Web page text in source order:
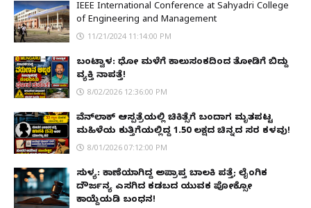
IEEE International Conference at Sahyadri College
of Engineering and Management
11/21/2024 11:14:00 PM
ಬಂಟ್ವಾಳ: ಧೋ ಮಳೆಗೆ ಕಾಲುಸಂಕದಿಂದ ತೋಡಿಗೆ ಬಿದ್ದು
ವ್ಯಕ್ತಿ ನಾಪತ್ತೆ!
8/02/2026 12:36:00 PM
ವೆನ್‌ಲಾಕ್ ಆಸ್ಪತ್ರೆಯಲ್ಲಿ ಚಿಕಿತ್ಸೆಗೆ ಬಂದಾಗ ಮೃತಪಟ್ಟ
ಮಹಿಳೆಯ ಕುತ್ತಿಗೆಯಲ್ಲಿದ್ದ ₹1.50 ಲಕ್ಷದ ಚಿನ್ನದ ಸರ ಕಳವು!
8/01/2026 07:12:00 PM
ಸುಳ್ಯ: ಕಾಣೆಯಾಗಿದ್ದ ಅಪ್ರಾಪ್ತ ಬಾಲಕಿ ಪತ್ತೆ; ಲೈಂಗಿಕ
ದೌರ್ಜನ್ಯ ಎಸಗಿದ ಕಡಬದ ಯುವಕ ಪೋಕ್ಸೋ
ಕಾಯ್ದೆಯಡಿ ಬಂಧನ!